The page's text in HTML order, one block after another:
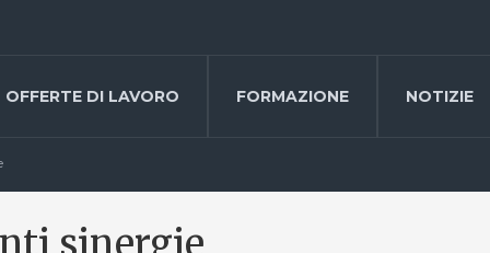
OFFERTE DI LAVORO FORMAZIONE NOTIZIE